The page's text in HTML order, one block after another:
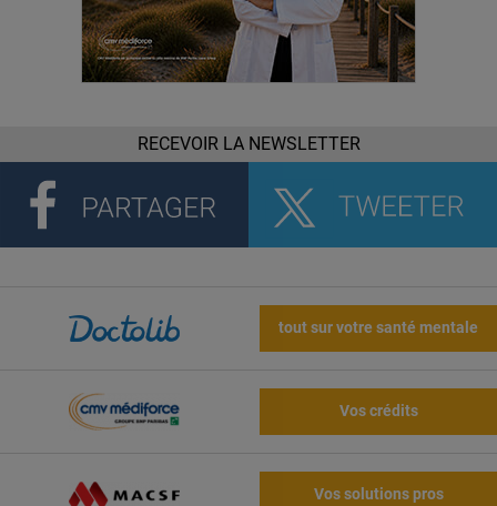
RECEVOIR LA NEWSLETTER
tout sur votre santé mentale
Vos crédits
Vos solutions pros